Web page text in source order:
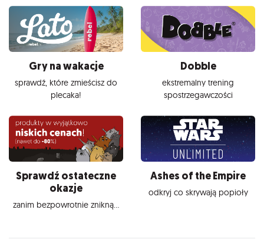
Gry na wakacje
sprawdź, które zmieścisz do
plecaka!
Dobble
ekstremalny trening
spostrzegawczości
Sprawdź ostateczne
okazje
zanim bezpowrotnie znikną...
Ashes of the Empire
odkryj co skrywają popioły